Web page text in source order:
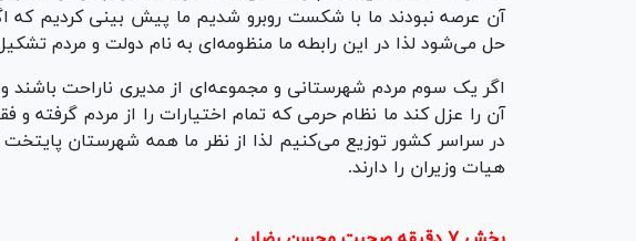
آن عرصه نبودند ما با شکست روبرو شدیم ما پیش بینی کردیم که
حل می‌شود لذا در این رابطه ما منظومه‌ای به نام دولت و مردم
اگر یک سوم مردم شهرستانی و مجموعه‌ای از مدیری ناراحت
آن را عزل کند ما نظام حرمی که تمام اختیارات را از مردم گرفته و
در سراسر کشور توزیع می‌کنیم لذا از نظر ما همه شهرستان
هیات وزیران را دارند.